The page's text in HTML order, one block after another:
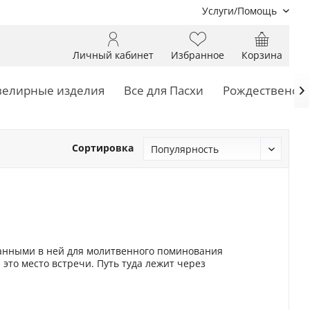
Услуги/Помощь
Корзина
Избранное
Личный кабинет
изделия Все для Пасхи 
Сортировка
в ней для молитвенного поминования
место встречи. Путь туда лежит через